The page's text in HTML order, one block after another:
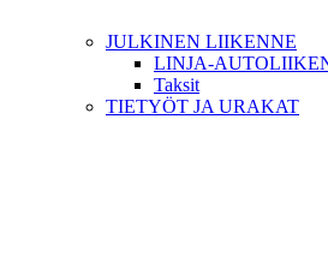
JULKINEN LIIKENNE
LINJA-
Taksit
TIETYÖT JA URAKAT